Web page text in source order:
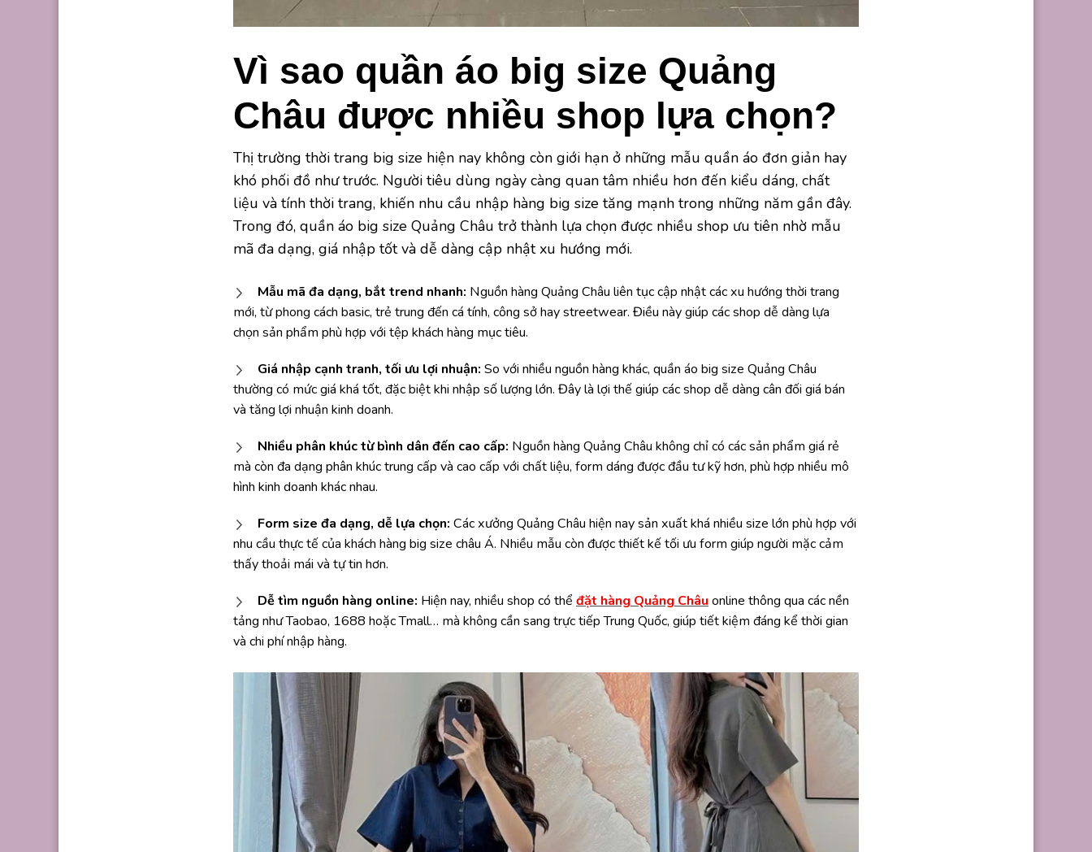
Vì sao quần áo big size Quảng
Châu được nhiều shop lựa chọn?
Thị trường thời trang big size hiện nay không còn giới hạn ở những mẫu quần áo đơn giản hay
khó phối đồ như trước. Người tiêu dùng ngày càng quan tâm nhiều hơn đến kiểu dáng, chất
liệu và tính thời trang, khiến nhu cầu nhập hàng big size tăng mạnh trong những năm gần đây.
Trong đó, quần áo big size Quảng Châu trở thành lựa chọn được nhiều shop ưu tiên nhờ mẫu
mã đa dạng, giá nhập tốt và dễ dàng cập nhật xu hướng mới.
Mẫu mã đa dạng, bắt trend nhanh: Nguồn hàng Quảng Châu liên tục cập nhật các xu hướng thời trang
mới, từ phong cách basic, trẻ trung đến cá tính, công sở hay streetwear. Điều này giúp các shop dễ dàng lựa
chọn sản phẩm phù hợp với tệp khách hàng mục tiêu.
Giá nhập cạnh tranh, tối ưu lợi nhuận: So với nhiều nguồn hàng khác, quần áo big size Quảng Châu
thường có mức giá khá tốt, đặc biệt khi nhập số lượng lớn. Đây là lợi thế giúp các shop dễ dàng cân đối giá bán
và tăng lợi nhuận kinh doanh.
Nhiều phân khúc từ bình dân đến cao cấp: Nguồn hàng Quảng Châu không chỉ có các sản phẩm giá rẻ
mà còn đa dạng phân khúc trung cấp và cao cấp với chất liệu, form dáng được đầu tư kỹ hơn, phù hợp nhiều mô
hình kinh doanh khác nhau.
Form size đa dạng, dễ lựa chọn: Các xưởng Quảng Châu hiện nay sản xuất khá nhiều size lớn phù hợp với
nhu cầu thực tế của khách hàng big size châu Á. Nhiều mẫu còn được thiết kế tối ưu form giúp người mặc cảm
thấy thoải mái và tự tin hơn.
Dễ tìm nguồn hàng online: Hiện nay, nhiều shop có thể đặt hàng Quảng Châuonline thông qua các nền
tảng như Taobao, 1688 hoặc Tmall… mà không cần sang trực tiếp Trung Quốc, giúp tiết kiệm đáng kể thời gian
và chi phí nhập hàng.